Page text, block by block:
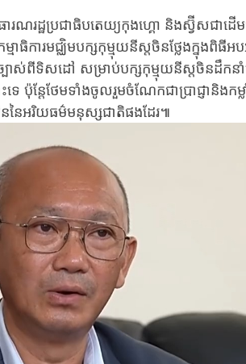
ណរដ្ឋប្រជាធិបតេយ្យកុងហ្គោ និងស្វ៊ីសជាដើមប
ការមជ្ឈិមបក្សកុម្មុយនីស្តចិនថ្លែងក្នុងពិធីអប
បាស់ពីទិសដៅ សម្រាប់បក្សកុម្មុយនីស្តចិនដឹកនាំ
ប៉ុន្តែថែមទាំងចូលរួមចំណែកជាប្រាជ្ញានិងកម្
ននៃអរិយធម៌មនុស្សជាតិផងដែរ៕